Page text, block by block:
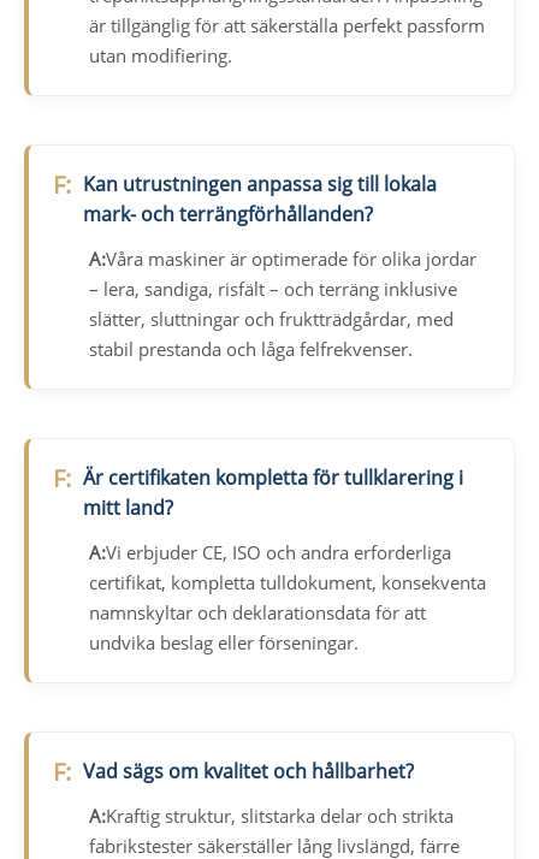
är tillgänglig för att säkerställa perfekt passform
utan modifiering.
F: Kan utrustningen anpassa sig till lokala
mark- och terrängförhållanden?
A:Våra maskiner är optimerade för olika jordar
– lera, sandiga, risfält – och terräng inklusive
slätter, sluttningar och fruktträdgårdar, med
stabil prestanda och låga felfrekvenser.
F: Är certifikaten kompletta för tullklarering i
mitt land?
A:Vi erbjuder CE, ISO och andra erforderliga
certifikat, kompletta tulldokument, konsekventa
namnskyltar och deklarationsdata för att
undvika beslag eller förseningar.
F: Vad sägs om kvalitet och hållbarhet?
A:Kraftig struktur, slitstarka delar och strikta
fabrikstester säkerställer lång livslängd, färre